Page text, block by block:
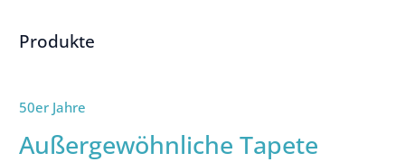
Produkte
50er Jahre
Außergewöhnliche Tapete